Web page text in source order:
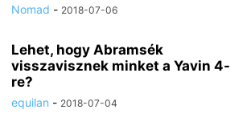
Nomad - 2018-07-06
Lehet, hogy Abramsék
visszavisznek minket a Yavin 4-
re?
equilan - 2018-07-04